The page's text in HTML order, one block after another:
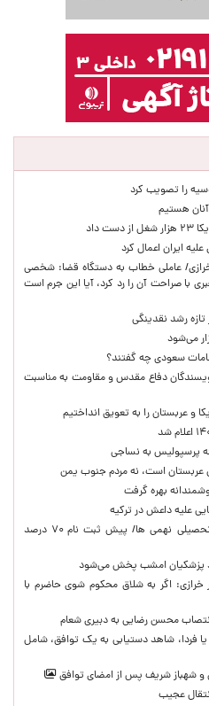
را تصویب کرد
هستیم
داد
ایران اعمال کرد
عاملی خطاب به دستگاه قضا: شخصی
با صراحت آن را رد کرد، آیا این جرم است
رشد نقدینگی
می‌شود
سعودی چه گفتند؟
دفاع مقدس و مقاومت به مناسبت
و عربستان را به تعویق انداختیم
پرسپولیس به نساجی
عربستان است، نه مردم جنوب یمن
بهره گرفت
صدور بیش از ۹۰ درصد هدایت تحصیلی نهمی ها/ پیش ثبت نام ۷۰ درصد
پزشکیان امشب پخش می‌شود
خرازی: اگر به شلاق محکوم شوی حاضرم با
محسن رضایی به دبیری شعام
یا فردا، شاهد دستیابی به یک توافق، شامل
و شهباز شریف پس از امضای توافق